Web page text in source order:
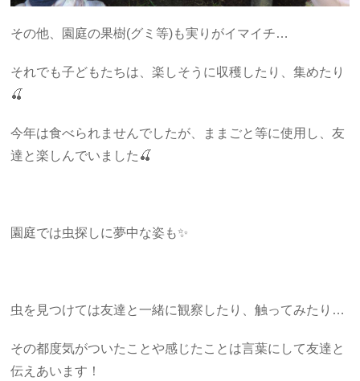
その他、園庭の果樹(グミ等)も実りがイマイチ…
それでも子どもたちは、楽しそうに収穫したり、集めたり
🍒
今年は食べられませんでしたが、ままごと等に使用し、友
達と楽しんでいました🍒
園庭では虫探しに夢中な姿も✨
虫を見つけては友達と一緒に観察したり、触ってみたり…
その都度気がついたことや感じたことは言葉にして友達と
伝えあいます！